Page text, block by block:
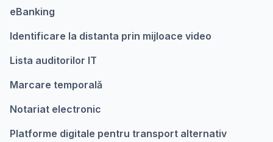
eBanking
Identificare la distanta prin mijloace video
Lista auditorilor IT
Marcare temporalǎ
Notariat electronic
Platforme digitale pentru transport alternativ